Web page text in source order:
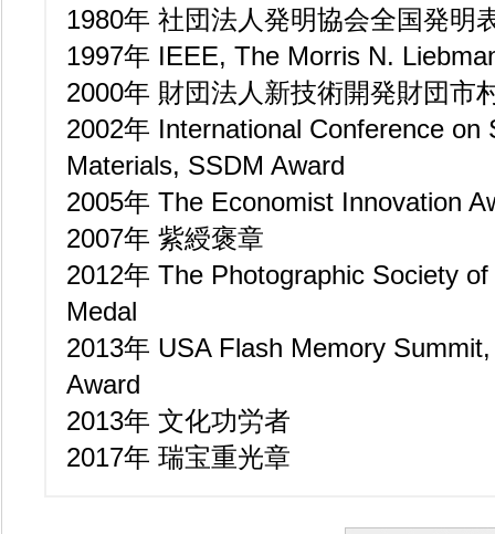
1980年 社団法人発明協会全国発明
1997年 IEEE, The Morris N.
2000年 財団法人新技術開発財団市
2002年 International Conference on
Materials, SSDM Award
2005年 The Economist Innovation
2007年 紫綬褒章
2012年 The Photographic Society
Medal
2013年 USA Flash Memory
Award
2013年 文化功労者
2017年 瑞宝重光章